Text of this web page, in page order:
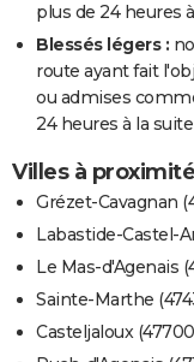
plus de 24 heures
Blessés légers :
route ayant fait
ou admises
24 heures à la
Villes à
Grézet-Cavagnan
Labastide-Castel-
Le Mas-d'Agenais
Sainte-Marthe
Casteljaloux